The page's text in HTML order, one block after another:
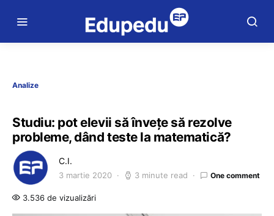
Analize
Studiu: pot elevii să învețe să rezolve
probleme, dând teste la matematică?
C.I.
3 martie 2020 3 minute read One comment
3.536 de vizualizări